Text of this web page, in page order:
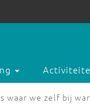
waar we zelf bij